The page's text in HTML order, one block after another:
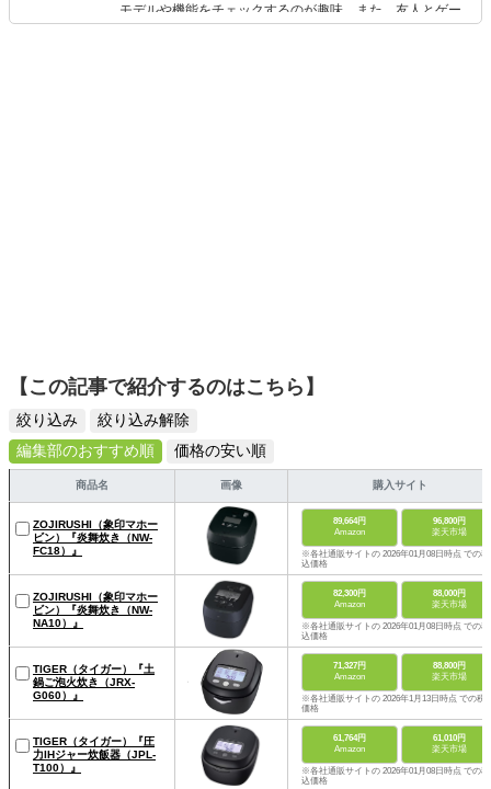
モデルや機能をチェックするのが趣味。また、友人とゲー
ムを楽しみながら、新作タイトルやイベント情報もいち早
【この記事で紹介するのはこちら】
絞り込み
絞り込み解除
編集部のおすすめ順
価格の安い順
商品名 画像 購入サイト
ZOJIRUSHI（象印マホー
ビン）『炎舞炊き（NW-
FC18）』
89,664円
Amazon
96,800円
楽天市場
※各社通販サイトの 2026年01月08日時点 での税
込価格
ZOJIRUSHI（象印マホー
ビン）『炎舞炊き（NW-
NA10）』
82,300円
Amazon
88,000円
楽天市場
※各社通販サイトの 2026年01月08日時点 での税
込価格
TIGER（タイガー）『土
鍋ご泡火炊き（JRX-
G060）』
71,327円
Amazon
88,800円
楽天市場
※各社通販サイトの 2026年1月13日時点 での税
価格
TIGER（タイガー）『圧
力IHジャー炊飯器（JPL-
T100）』
61,764円
Amazon
61,010円
楽天市場
※各社通販サイトの 2026年01月08日時点 での税
込価格